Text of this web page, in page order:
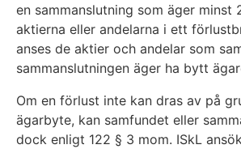
en sammanslutning som äger minst
aktierna eller andelarna i ett
anses de aktier och andelar som
sammanslutningen äger ha bytt
Om en förlust inte kan dras av på
ägarbyte, kan samfundet eller
dock enligt 122 § 3 mom. ISkL